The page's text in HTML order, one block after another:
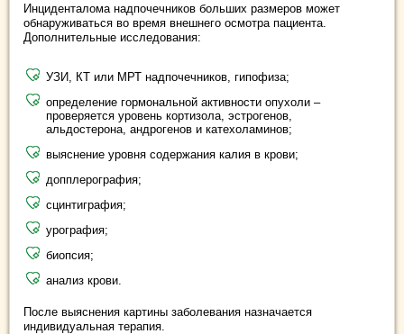
Инциденталома надпочечников больших размеров может
обнаруживаться во время внешнего осмотра пациента.
Дополнительные исследования:
УЗИ, КТ или МРТ надпочечников, гипофиза;
определение гормональной активности опухоли –
проверяется уровень кортизола, эстрогенов,
альдостерона, андрогенов и катехоламинов;
выяснение уровня содержания калия в крови;
допплерография;
сцинтиграфия;
урография;
биопсия;
анализ крови.
После выяснения картины заболевания назначается
индивидуальная терапия.